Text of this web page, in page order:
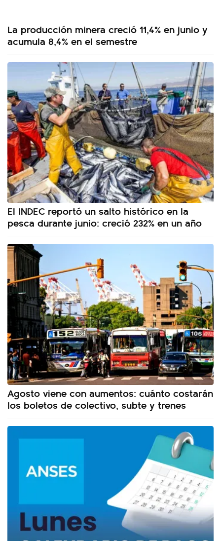
La producción minera creció 11,4% en junio y
acumula 8,4% en el semestre
El INDEC reportó un salto histórico en la
pesca durante junio: creció 232% en un año
Agosto viene con aumentos: cuánto costarán
los boletos de colectivo, subte y trenes